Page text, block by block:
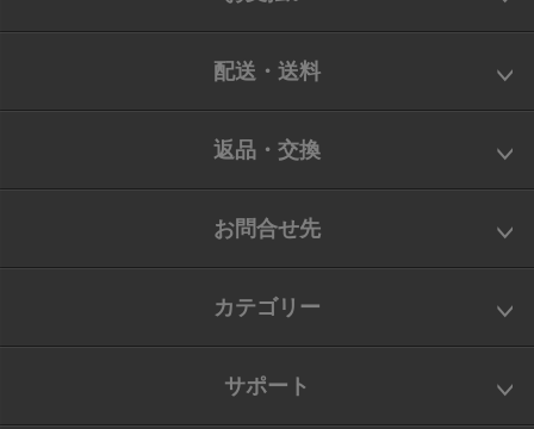
配送・送料
返品・交換
お問合せ先
カテゴリー
サポート